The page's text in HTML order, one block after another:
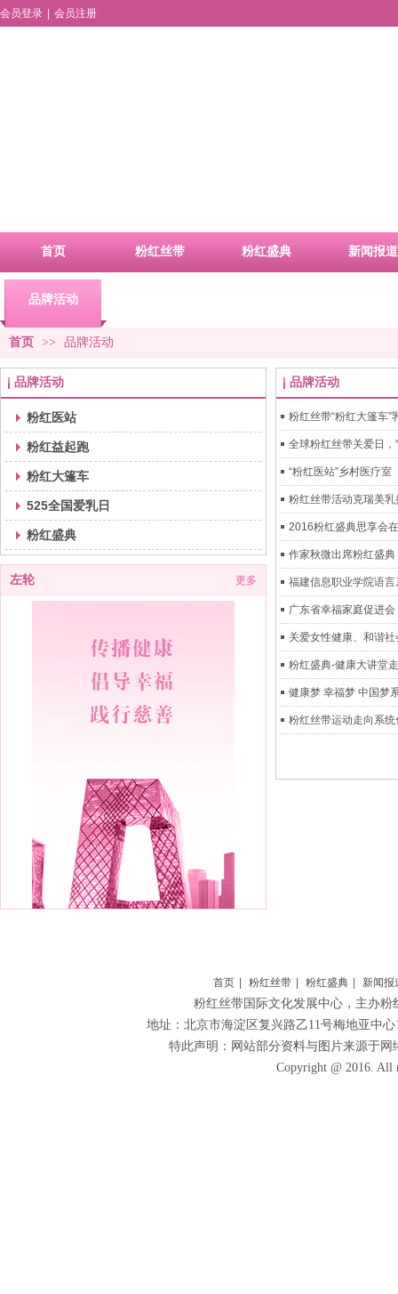
会员登录 会员注册
首页 粉红丝带 粉红盛典 新闻报道
品牌活动
首页 >> 品牌活动
品牌活动
粉红医站
粉红益起跑
粉红大篷车
525全国爱乳日
粉红盛典
左轮 更多
品牌活动
粉红丝带“粉红大篷车”
全球粉红丝带关爱日，
“粉红医站”乡村医疗室
粉红丝带活动克瑞美
2016粉红盛典思享会
作家秋微出席粉红盛
福建信息职业学院语
广东省幸福家庭促进
关爱女性健康、和谐社
粉红盛典-健康大讲堂
健康梦 幸福梦 中国梦
粉红丝带运动走向系
首页 粉红丝带 粉红盛典 新闻报
粉红丝带国际文化发展中心 ，主办
地址：北京市海淀区复兴路乙11号梅地亚中
特此声明：网站部分资料与图片来源于
Copyright @ 2016.